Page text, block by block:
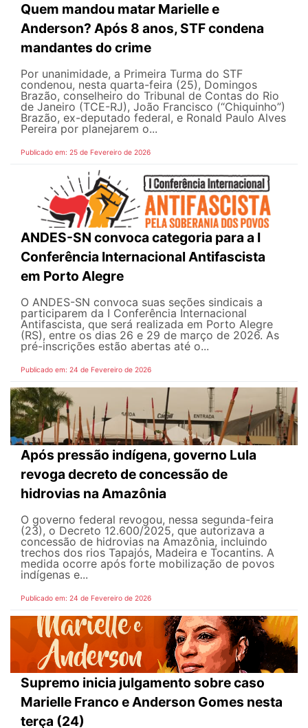
Quem mandou matar Marielle e
Anderson? Após 8 anos, STF condena
mandantes do crime
Por unanimidade, a Primeira Turma do STF
condenou, nesta quarta-feira (25), Domingos
Brazão, conselheiro do Tribunal de Contas do Rio
de Janeiro (TCE-RJ), João Francisco (“Chiquinho”)
Brazão, ex-deputado federal, e Ronald Paulo Alves
Pereira por planejarem o...
Publicado em: 25 de Fevereiro de 2026
ANDES-SN convoca categoria para a I
Conferência Internacional Antifascista
em Porto Alegre
O ANDES-SN convoca suas seções sindicais a
participarem da I Conferência Internacional
Antifascista, que será realizada em Porto Alegre
(RS), entre os dias 26 e 29 de março de 2026. As
pré-inscrições estão abertas até o...
Publicado em: 24 de Fevereiro de 2026
Após pressão indígena, governo Lula
revoga decreto de concessão de
hidrovias na Amazônia
O governo federal revogou, nessa segunda-feira
(23), o Decreto 12.600/2025, que autorizava a
concessão de hidrovias na Amazônia, incluindo
trechos dos rios Tapajós, Madeira e Tocantins. A
medida ocorre após forte mobilização de povos
indígenas e...
Publicado em: 24 de Fevereiro de 2026
Supremo inicia julgamento sobre caso
Marielle Franco e Anderson Gomes nesta
terça (24)